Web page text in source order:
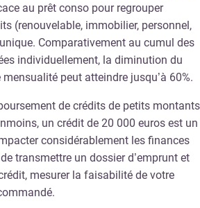
au prêt conso pour regrouper
(renouvelable, immobilier, personnel,
Comparativement au cumul des
individuellement, la diminution du
peut atteindre jusqu’à 60%.
de crédits de petits montants
un crédit de 20 000 euros est un
considérablement les finances
transmettre un dossier d’emprunt et
mesurer la faisabilité de votre